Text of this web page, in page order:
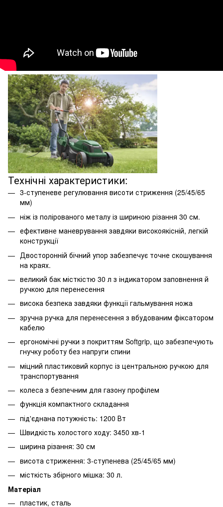
Технічні характеристики:
3-ступеневе регулювання висоти стриження (25/45/65
мм)
ніж із полірованого металу із шириною різання 30 см.
ефективне маневрування завдяки високоякісній, легкій
конструкції
Двосторонній бічний упор забезпечує точне скошування
на краях.
великий бак місткістю 30 л з індикатором заповнення й
ручкою для перенесення
висока безпека завдяки функції гальмування ножа
зручна ручка для перенесення з вбудованим фіксатором
кабелю
ергономічні ручки з покриттям Softgrip, що забезпечують
гнучку роботу без напруги спини
міцний пластиковий корпус із центральною ручкою для
транспортування
колеса з безпечним для газону профілем
функція компактного складання
під'єднана потужність: 1200 Вт
Швидкість холостого ходу: 3450 хв-1
ширина різання: 30 см
висота стриження: 3-ступенева (25/45/65 мм)
місткість збірного мішка: 30 л.
Матеріал
пластик, сталь